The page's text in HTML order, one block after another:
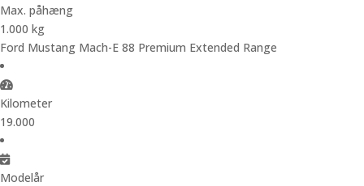
Max. påhæng
1.000 kg
Ford Mustang Mach-E 88 Premium Extended Range
Kilometer
19.000
Modelår